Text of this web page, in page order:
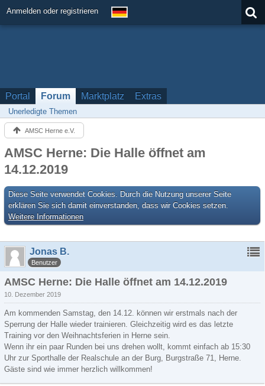
Anmelden oder registrieren
Portal Forum Marktplatz Extras
Unerledigte Themen
AMSC Herne e.V.
AMSC Herne: Die Halle öffnet am
14.12.2019
Diese Seite verwendet Cookies. Durch die Nutzung unserer Seite
erklären Sie sich damit einverstanden, dass wir Cookies setzen.
Weitere Informationen
Jonas B.
Benutzer
AMSC Herne: Die Halle öffnet am 14.12.2019
10. Dezember 2019
Am kommenden Samstag, den 14.12. können wir erstmals nach der
Sperrung der Halle wieder trainieren. Gleichzeitig wird es das letzte
Training vor den Weihnachtsferien in Herne sein.
Wenn ihr ein paar Runden bei uns drehen wollt, kommt einfach ab 15:30
Uhr zur Sporthalle der Realschule an der Burg, Burgstraße 71, Herne.
Gäste sind wie immer herzlich willkommen!